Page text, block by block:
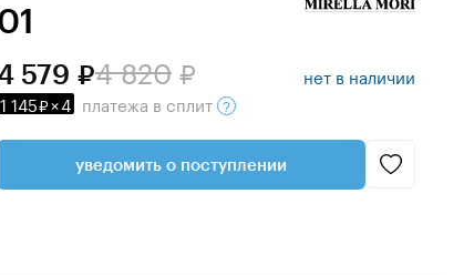
4 820
579
1 145 ×4 платежа в сплит
нет в наличии
уведомить о поступлении